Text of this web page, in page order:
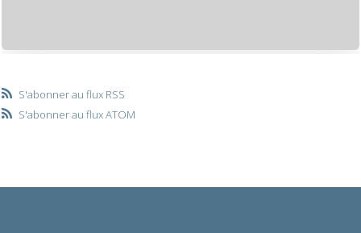
S'abonner au flux RSS
S'abonner au flux ATOM